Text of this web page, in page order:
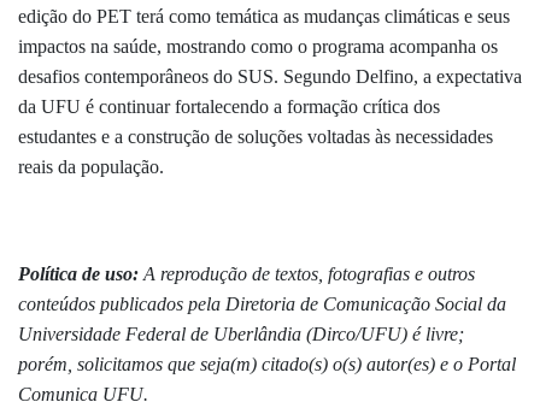
edição do PET terá como temática as mudanças climáticas e seus
impactos na saúde, mostrando como o programa acompanha os
desafios contemporâneos do SUS. Segundo Delfino, a expectativa
da UFU é continuar fortalecendo a formação crítica dos
estudantes e a construção de soluções voltadas às necessidades
reais da população.
Política de uso: A reprodução de textos, fotografias e outros
conteúdos publicados pela Diretoria de Comunicação Social da
Universidade Federal de Uberlândia (Dirco/UFU) é livre;
porém, solicitamos que seja(m) citado(s) o(s) autor(es) e o Portal
Comunica UFU.